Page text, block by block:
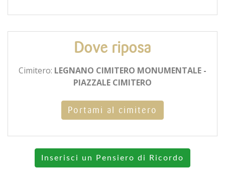
Dove riposa
Cimitero: LEGNANO CIMITERO MONUMENTALE -
PIAZZALE CIMITERO
Portami al cimitero
Inserisci un Pensiero di Ricordo